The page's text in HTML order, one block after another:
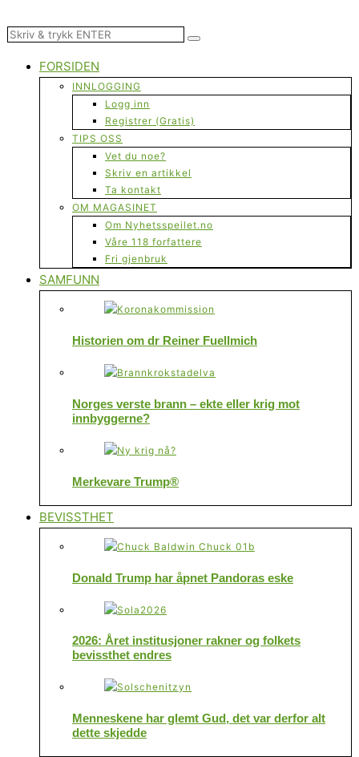
FORSIDEN
INNLOGGING
Logg inn
Registrer (Gratis)
TIPS OSS
Vet du noe?
Skriv en artikkel
Ta kontakt
OM MAGASINET
Om Nyhetsspeilet.no
Våre 118 forfattere
Fri gjenbruk
SAMFUNN
Historien om dr Reiner Fuellmich
Norges verste brann – ekte eller krig mot
innbyggerne?
Merkevare Trump®
BEVISSTHET
Donald Trump har åpnet Pandoras eske
2026: Året institusjoner rakner og folkets
bevissthet endres
Menneskene har glemt Gud, det var derfor alt
dette skjedde